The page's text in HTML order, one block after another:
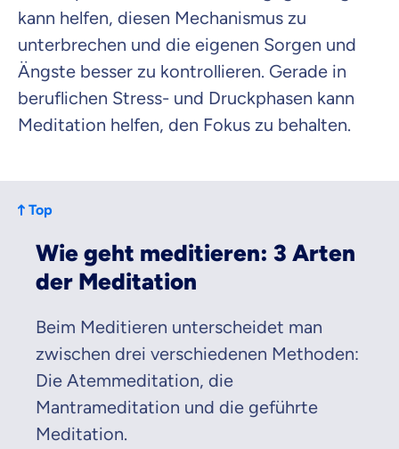
kann helfen, diesen Mechanismus zu
unterbrechen und die eigenen Sorgen und
Ängste besser zu kontrollieren. Gerade in
beruflichen Stress- und Druckphasen kann
Meditation helfen, den Fokus zu behalten.
Top
Wie geht meditieren: 3 Arten
der Meditation
Beim Meditieren unterscheidet man
zwischen drei verschiedenen Methoden:
Die Atemmeditation, die
Mantrameditation und die geführte
Meditation.